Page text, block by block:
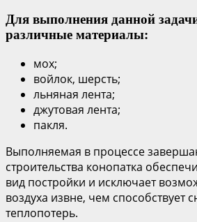
Для выполнения данной
различные материалы:
мох;
войлок, шерсть;
льняная лента;
джутовая лента;
пакля.
Выполняемая в процессе
строительства конопатка
вид постройки и исключает
воздуха извне, чем способствует
теплопотерь.